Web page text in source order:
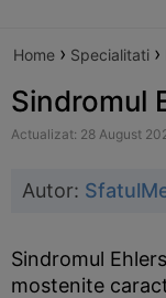
Home › Specialitati ›
Sindromul
Actualizat: 28 August
Autor:
Sindromul
mostenite